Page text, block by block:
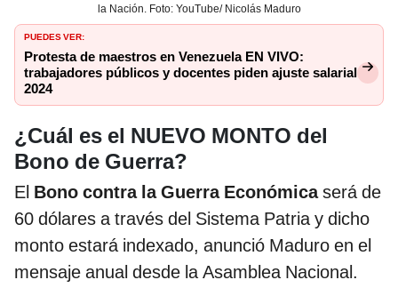
la Nación. Foto: YouTube/ Nicolás Maduro
PUEDES VER:
Protesta de maestros en Venezuela EN VIVO:
trabajadores públicos y docentes piden ajuste salarial
2024
¿Cuál es el NUEVO MONTO del
Bono de Guerra?
El Bono contra la Guerra Económicaserá de
60 dólares a través del Sistema Patria y dicho
monto estará indexado, anunció Maduro en el
mensaje anual desde la Asamblea Nacional.